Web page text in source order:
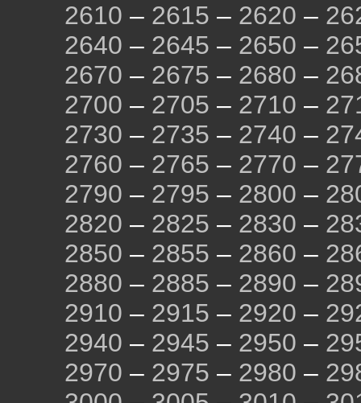
2610 – 2615 – 2620 –
2640 – 2645 – 2650 –
2670 – 2675 – 2680 –
2700 – 2705 – 2710 –
2730 – 2735 – 2740 –
2760 – 2765 – 2770 –
2790 – 2795 – 2800 –
2820 – 2825 – 2830 –
2850 – 2855 – 2860 –
2880 – 2885 – 2890 –
2910 – 2915 – 2920 –
2940 – 2945 – 2950 –
2970 – 2975 – 2980 –